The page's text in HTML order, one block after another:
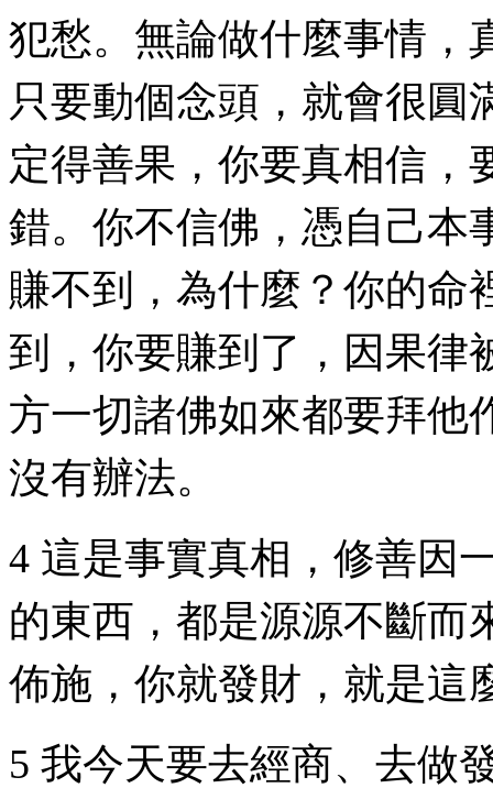
犯愁。無論做什麼事情，
只要動個念頭，就會很圓
定得善果，你要真相信，
錯。你不信佛，憑自己本
賺不到，為什麼？你的命
到，你要賺到了，因果律
方一切諸佛如來都要拜他
沒有辦法。
4 這是事實真相，修善因
的東西，都是源源不斷而
佈施，你就發財，就是這
5 我今天要去經商、去做